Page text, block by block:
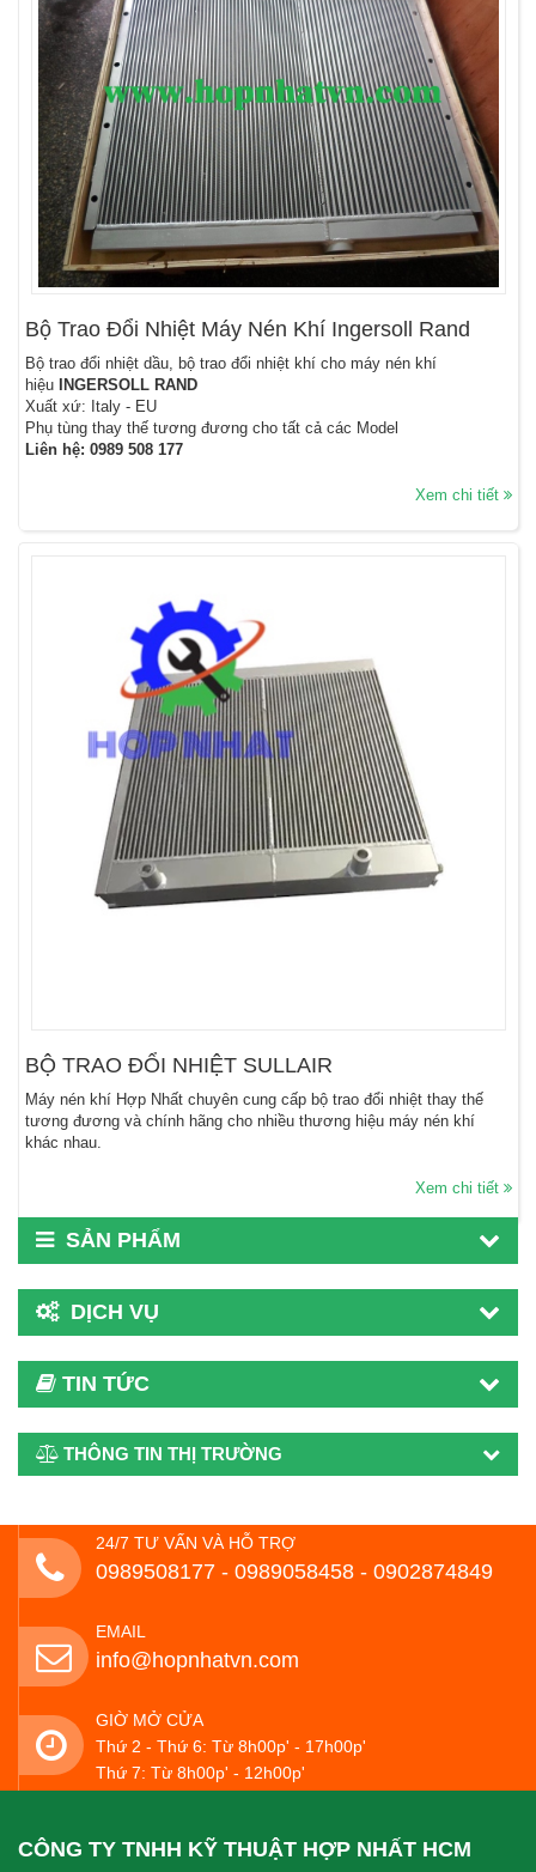
Bộ Trao Đổi Nhiệt Máy Nén Khí Ingersoll Rand
Bộ trao đổi nhiệt dầu, bộ trao đổi nhiệt khí cho máy nén khí
hiệu
INGERSOLL RAND
Xuất xứ: Italy - EU
Phụ tùng thay thế tương đương cho tất cả các Model
Liên hệ: 0989 508 177
Xem chi tiết
BỘ TRAO ĐỔI NHIỆT SULLAIR
Máy nén khí Hợp Nhất chuyên cung cấp bộ trao đổi nhiệt thay thế
tương đương và chính hãng cho nhiều thương hiệu máy nén khí
khác nhau.
Xem chi tiết
SẢN PHẨM
DỊCH VỤ
TIN TỨC
THÔNG TIN THỊ TRƯỜNG
24/7 TƯ VẤN VÀ HỖ TRỢ
0989508177 - ‭0989058458‬ - 0902874849
EMAIL
info@hopnhatvn.com
GIỜ MỞ CỬA
Thứ 2 - Thứ 6: Từ 8h00p' - 17h00p'
Thứ 7: Từ 8h00p' - 12h00p'
CÔNG TY TNHH KỸ THUẬT HỢP NHẤT HCM